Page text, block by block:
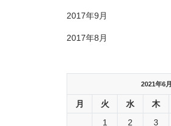
2017年9月
2017年8月
2021年6月
月 火 水 木
1 2 3